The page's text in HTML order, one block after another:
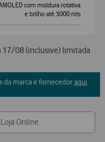
com moldura rotativa
e brilho até 3000 nits
17/08 (inclusive) limitada
da marca e fornecedoraqui.
Online